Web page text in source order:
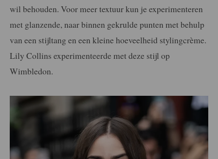
wil behouden. Voor meer textuur kun je experimenteren
met glanzende, naar binnen gekrulde punten met behulp
van een stijltang en een kleine hoeveelheid stylingcrème.
Lily Collins experimenteerde met deze stijl op
Wimbledon.